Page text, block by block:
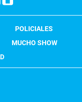
POLICIALES
MUCHO SHOW